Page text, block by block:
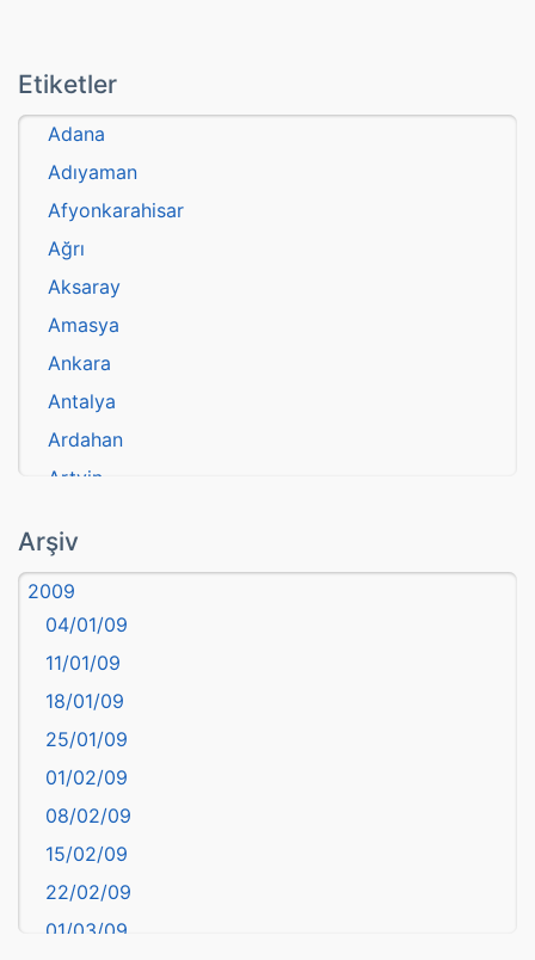
Etiketler
Adana
Adıyaman
Afyonkarahisar
Ağrı
Aksaray
Amasya
Ankara
Antalya
Ardahan
Artvin
Aydın
Balıkesir
Bartın
başkentler
Batman
Bayburt
Bilecik
Bingöl
Bitlis
Bolu
Burdur
Arşiv
2009
04/01/09
11/01/09
18/01/09
25/01/09
01/02/09
08/02/09
15/02/09
22/02/09
01/03/09